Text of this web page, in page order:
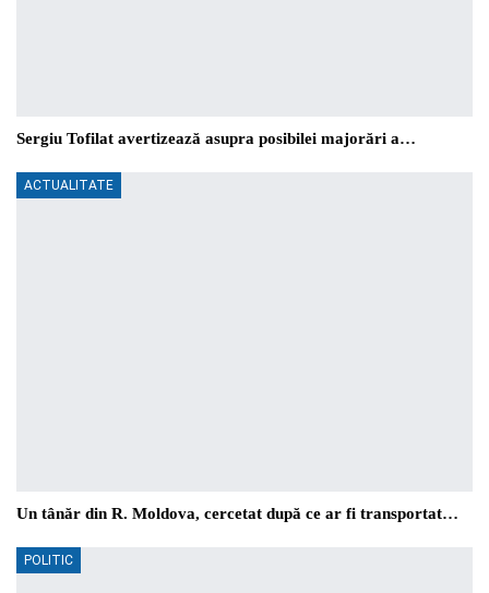
Sergiu Tofilat avertizează asupra posibilei majorări a…
ACTUALITATE
Un tânăr din R. Moldova, cercetat după ce ar fi transportat…
POLITIC